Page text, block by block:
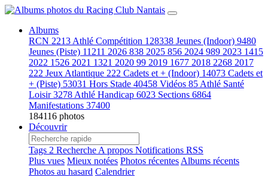
Albums
RCN 2213 Athlé Compétition 128338 Jeunes (Indoor) 9480
Jeunes (Piste) 11211 2026 838 2025 856 2024 989 2023 1415
2022 1526 2021 1321 2020 99 2019 1677 2018 2268 2017
222 Jeux Atlantique 222 Cadets et + (Indoor) 14073 Cadets et
+ (Piste) 53031 Hors Stade 40458 Vidéos 85 Athlé Santé
Loisir3278 Athlé Handicap 6023 Sections 6864
Manifestations 37400
184116 photos
Découvrir
Tags 2 Recherche A propos Notifications RSS
Plus vues Mieux notées Photos récentes Albums récents
Photos au hasard Calendrier